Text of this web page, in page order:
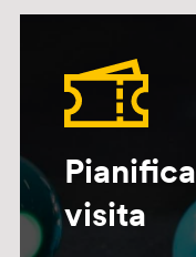
Pianifica
visita